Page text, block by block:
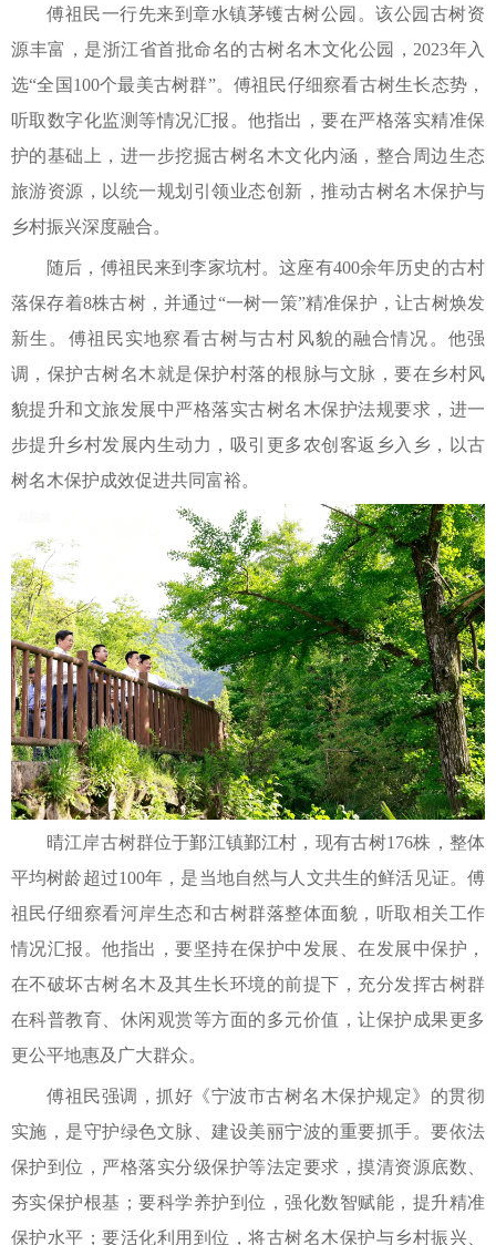
傅祖民一行先来到章水镇茅镬古树公园。该公园古树资
源丰富，是浙江省首批命名的古树名木文化公园，2023年入
选“全国100个最美古树群”。傅祖民仔细察看古树生长态势，
听取数字化监测等情况汇报。他指出，要在严格落实精准保
护的基础上，进一步挖掘古树名木文化内涵，整合周边生态
旅游资源，以统一规划引领业态创新，推动古树名木保护与
乡村振兴深度融合。
随后，傅祖民来到李家坑村。这座有400余年历史的古村
落保存着8株古树，并通过“一树一策”精准保护，让古树焕发
新生。傅祖民实地察看古树与古村风貌的融合情况。他强
调，保护古树名木就是保护村落的根脉与文脉，要在乡村风
貌提升和文旅发展中严格落实古树名木保护法规要求，进一
步提升乡村发展内生动力，吸引更多农创客返乡入乡，以古
树名木保护成效促进共同富裕。
晴江岸古树群位于鄞江镇鄞江村，现有古树176株，整体
平均树龄超过100年，是当地自然与人文共生的鲜活见证。傅
祖民仔细察看河岸生态和古树群落整体面貌，听取相关工作
情况汇报。他指出，要坚持在保护中发展、在发展中保护，
在不破坏古树名木及其生长环境的前提下，充分发挥古树群
在科普教育、休闲观赏等方面的多元价值，让保护成果更多
更公平地惠及广大群众。
傅祖民强调，抓好《宁波市古树名木保护规定》的贯彻
实施，是守护绿色文脉、建设美丽宁波的重要抓手。要依法
保护到位，严格落实分级保护等法定要求，摸清资源底数、
夯实保护根基；要科学养护到位，强化数智赋能，提升精准
保护水平；要活化利用到位，将古树名木保护与乡村振兴、